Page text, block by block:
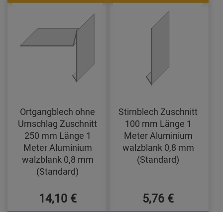
Ortgangblech ohne
Umschlag Zuschnitt
250 mm Länge 1
Meter Aluminium
walzblank 0,8 mm
(Standard)
14,10 €
Stirnblech Zuschnitt
100 mm Länge 1
Meter Aluminium
walzblank 0,8 mm
(Standard)
5,76 €